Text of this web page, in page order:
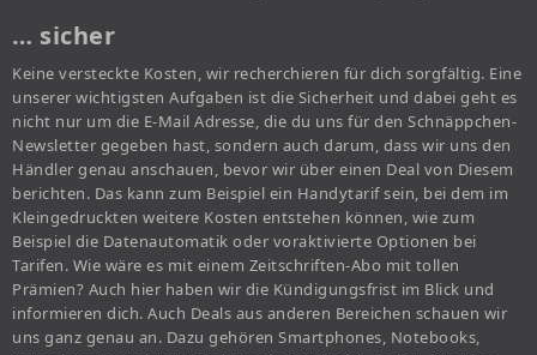
… sicher
Keine versteckte Kosten, wir recherchieren für dich sorgfältig. Eine
unserer wichtigsten Aufgaben ist die Sicherheit und dabei geht es
nicht nur um die E-Mail Adresse, die du uns für den Schnäppchen-
Newsletter gegeben hast, sondern auch darum, dass wir uns den
Händler genau anschauen, bevor wir über einen Deal von Diesem
berichten. Das kann zum Beispiel ein Handytarif sein, bei dem im
Kleingedruckten weitere Kosten entstehen können, wie zum
Beispiel die Datenautomatik oder voraktivierte Optionen bei
Tarifen. Wie wäre es mit einem Zeitschriften-Abo mit tollen
Prämien? Auch hier haben wir die Kündigungsfrist im Blick und
informieren dich. Auch Deals aus anderen Bereichen schauen wir
uns ganz genau an. Dazu gehören Smartphones, Notebooks,